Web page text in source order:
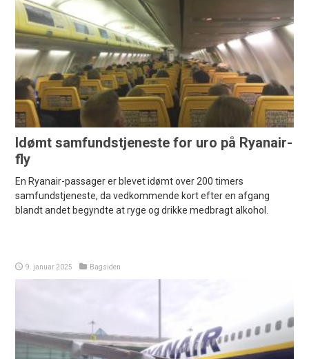
Idømt samfundstjeneste for uro på Ryanair-
fly
En Ryanair-passager er blevet idømt over 200 timers
samfundstjeneste, da vedkommende kort efter en afgang
blandt andet begyndte at ryge og drikke medbragt alkohol.
9. januar 2025 Bagsiden